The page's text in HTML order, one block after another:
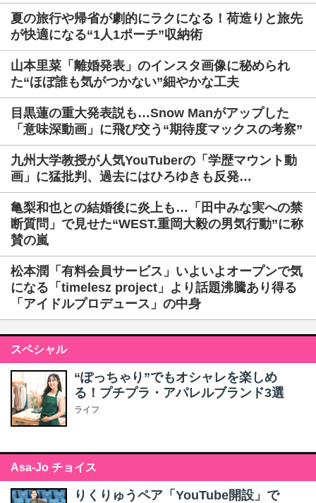
夏の旅行や帰省が劇的にラクになる！荷造りと旅先
が快適になる“1人1ポーチ”収納術
山本里菜「離婚発表」のインスタ画像に秘められ
た“ほぼ誰も気がつかない”細やかな工夫
目黒蓮の重大発表説も…Snow Manがアップした
「意味深動画」に飛び交う“期待度マックスの考察”
九州大学教授が人気YouTuberの「学歴マウント動
画」に猛批判、過去にはひろゆきも反発…
亀梨和也との結婚後に炎上も…「田中みな実への禁
断質問」で見せた“WEST.重岡大毅の男気行動”に称
賛の嵐
松本潤「有料会員サービス」いよいよオープンで気
になる「timelesz project」より話題沸騰あり得る
「アイドルプロデュース」の中身
スペシャル
“ぽっちゃり”でもオシャレを楽しめ
る！プチプラ・アパレルブランド3選
ライフ
Asa-Jo チョイス
りくりゅうペア「YouTube開設」で